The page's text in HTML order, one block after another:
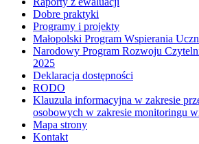
Dobre praktyki
Programy i projekty
Małopolski Program Wspierania
Narodowy Program Rozwoju
2025
Deklaracja dostępności
RODO
Klauzula informacyjna w zakresie
osobowych w zakresie monitoringu
Mapa strony
Kontakt